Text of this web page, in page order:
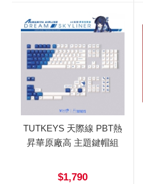
TUTKEYS 天際線 PBT熱
昇華原廠高 主題鍵帽組
$1,790